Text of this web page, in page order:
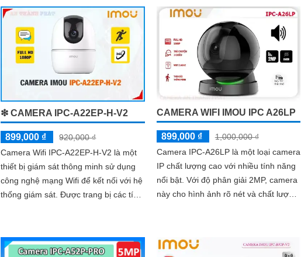
❇ CAMERA IPC-A22EP-H-V2
899,000 ₫
920,000 ₫
Camera Wifi IPC-A22EP-H-V2 là một
thiết bị giám sát thông minh sử dụng
công nghệ mạng Wifi để kết nối với hệ
thống giám sát. Được trang bị các tính
CAMERA WIFI IMOU IPC A26LP
899,000 ₫
1,000,000 ₫
Camera IPC-A26LP là một loại camera
IP chất lượng cao với nhiều tính năng
nổi bật. Với độ phân giải 2MP, camera
này cho hình ảnh rõ nét và chất lượng